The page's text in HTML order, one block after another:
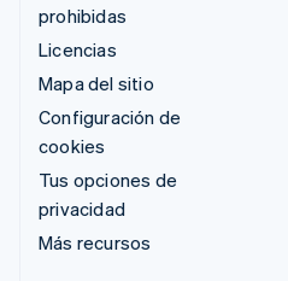
prohibidas
Licencias
Mapa del sitio
Configuración de
cookies
Tus opciones de
privacidad
Más recursos